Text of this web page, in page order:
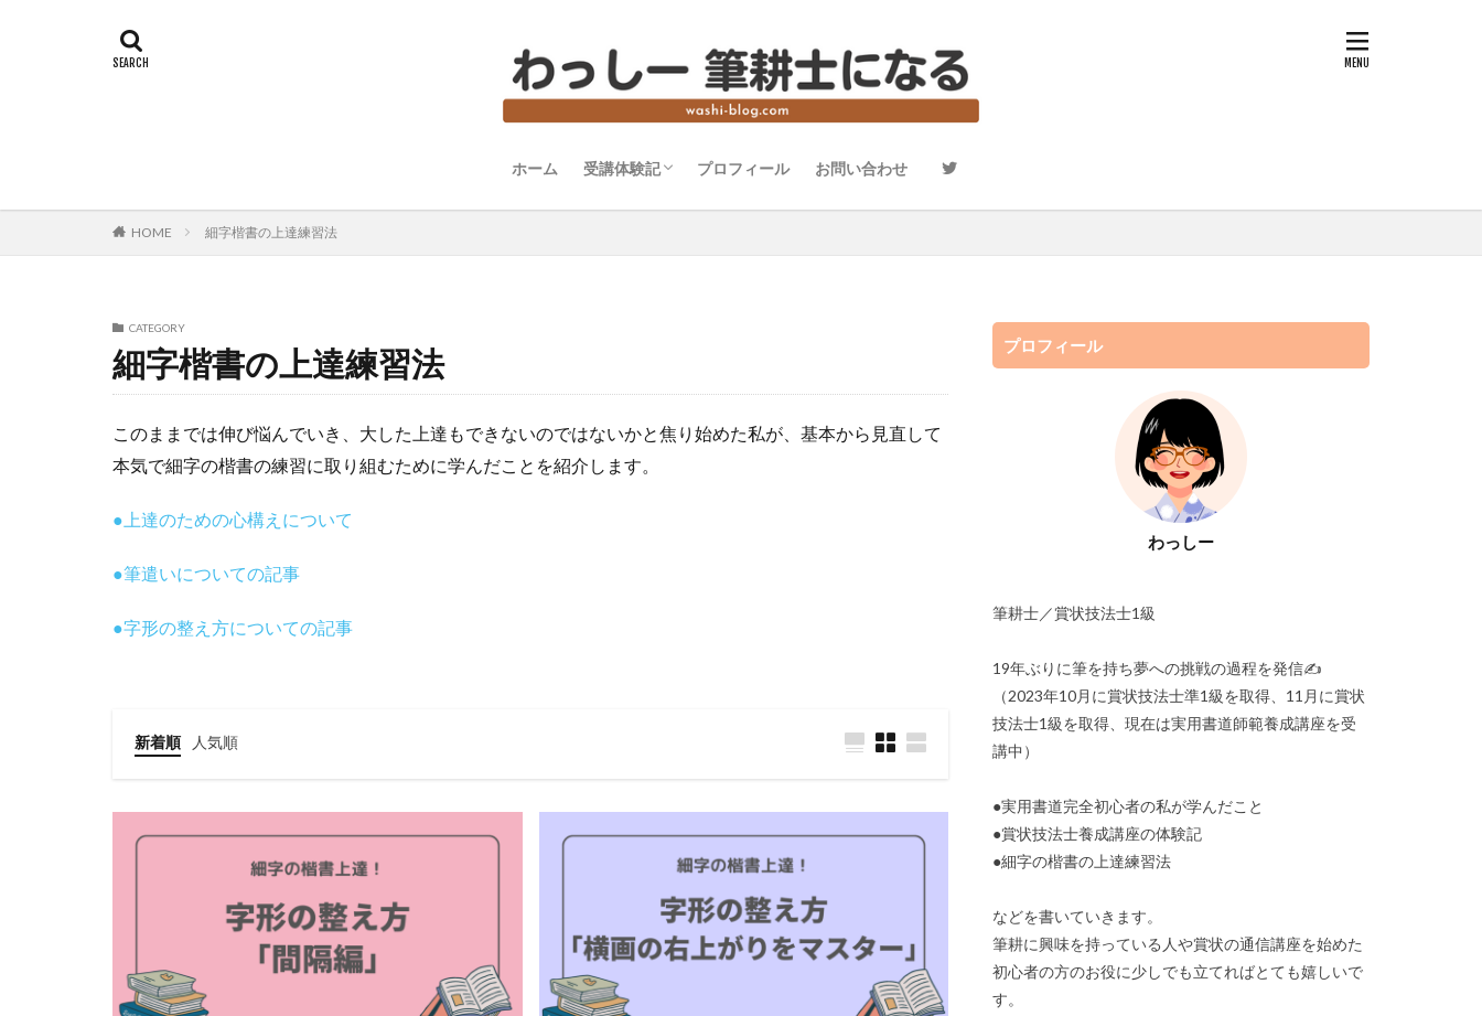
ホーム 受講体験記
賞状技法士3級の体験記
賞状技法士2級の体験記
賞状技法士準1級の体験記
賞状技法士1級の体験記
プロフィール お問い合わせ
HOME 細字楷書の上達練習法
CATEGORY
細字楷書の上達練習法
このままでは伸び悩んでいき、大した上達もできないのではないかと焦り始めた私が、基本から見直して
本気で細字の楷書の練習に取り組むために学んだことを紹介します。
●上達のための心構えについて
●筆遣いについての記事
●字形の整え方についての記事
新着順 人気順
プロフィール
わっしー
筆耕士／賞状技法士1級
19年ぶりに筆を持ち夢への挑戦の過程を発信✍️
（2023年10月に賞状技法士準1級を取得、11月に賞状
技法士1級を取得、現在は実用書道師範養成講座を受
講中）
●実用書道完全初心者の私が学んだこと
●賞状技法士養成講座の体験記
●細字の楷書の上達練習法
などを書いていきます。
筆耕に興味を持っている人や賞状の通信講座を始めた
初心者の方のお役に少しでも立てればとても嬉しいで
す。